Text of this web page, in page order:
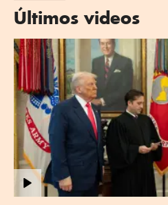
Últimos videos